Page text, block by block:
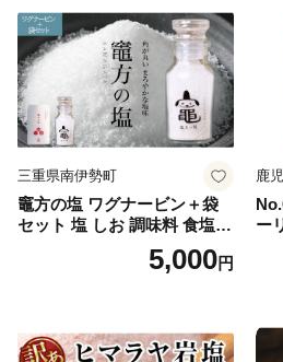
三重県南伊勢町
竈方の塩 ワグナービン＋袋
セット 塩 しお 調味料 食塩
天然 ミネラル 調味料 ソルト
salt 料理 味付 おにぎり 三重
5,000円
鹿
ー
イ
ブ